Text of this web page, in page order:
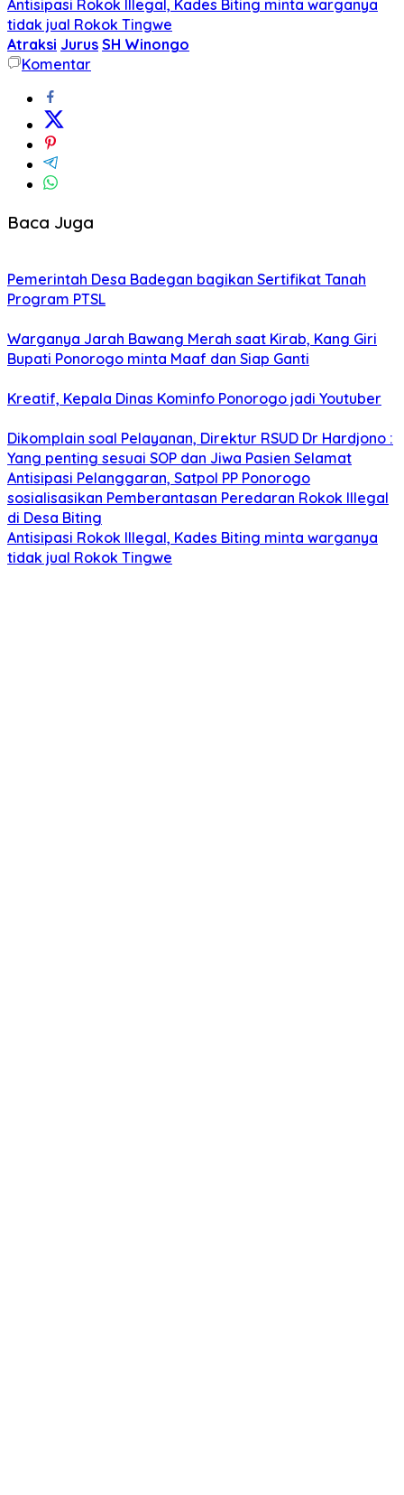
Antisipasi Rokok Illegal, Kades Biting minta warganya
tidak jual Rokok Tingwe
Atraksi Jurus SH Winongo
Komentar
Baca Juga
Pemerintah Desa Badegan bagikan Sertifikat Tanah
Program PTSL
Warganya Jarah Bawang Merah saat Kirab, Kang Giri
Bupati Ponorogo minta Maaf dan Siap Ganti
Kreatif, Kepala Dinas Kominfo Ponorogo jadi Youtuber
Dikomplain soal Pelayanan, Direktur RSUD Dr Hardjono :
Yang penting sesuai SOP dan Jiwa Pasien Selamat
Antisipasi Pelanggaran, Satpol PP Ponorogo
sosialisasikan Pemberantasan Peredaran Rokok Illegal
di Desa Biting
Antisipasi Rokok Illegal, Kades Biting minta warganya
tidak jual Rokok Tingwe